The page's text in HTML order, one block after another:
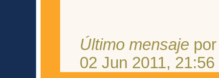
Último mensaje
02 Jun 2011, 21:56